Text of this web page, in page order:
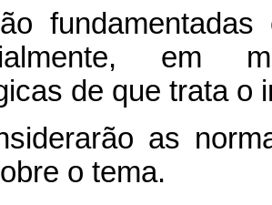
em
de que trata o
as
o tema.